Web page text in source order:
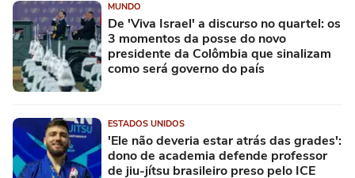
MUNDO
De 'Viva Israel' a discurso no quartel: os
3 momentos da posse do novo
presidente da Colômbia que sinalizam
como será governo do país
ESTADOS UNIDOS
'Ele não deveria estar atrás das grades':
dono de academia defende professor
de jiu-jítsu brasileiro preso pelo ICE